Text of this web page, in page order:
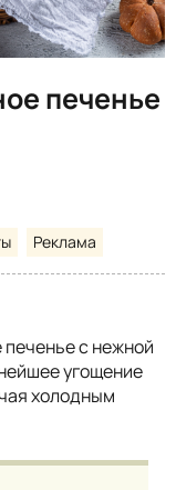
печенье
Реклама
с нежной
угощение
холодным